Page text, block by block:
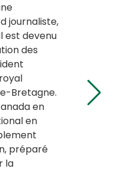
journaliste,
est devenu
des
Bretagne.
en
en
préparé
la